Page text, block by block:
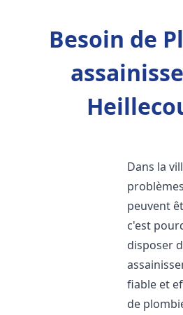
Besoin de
Dans la
peuvent
c'est
disposer
fiable et
de